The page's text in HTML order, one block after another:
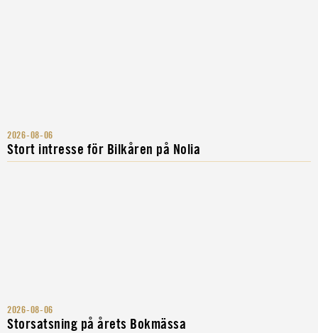
2026-08-06
Stort intresse för Bilkåren på Nolia
2026-08-06
Storsatsning på årets Bokmässa